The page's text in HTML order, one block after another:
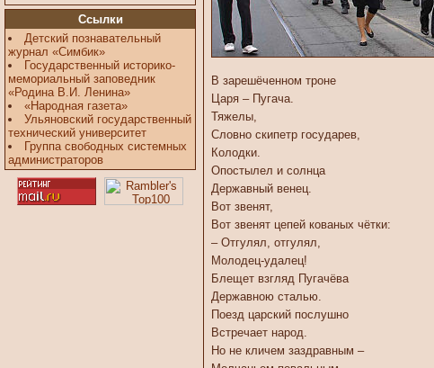
Ссылки
Детский познавательный
журнал «Симбик»
Государственный историко-
мемориальный заповедник
«Родина В.И. Ленина»
«Народная газета»
Ульяновский государственный
технический университет
Группа свободных системных
администраторов
В зарешёченном троне
Царя – Пугача.
Тяжелы,
Словно скипетр государев,
Колодки.
Опостылел и солнца
Державный венец.
Вот звенят,
Вот звенят цепей кованых чётки:
– Отгулял, отгулял,
Молодец-удалец!
Блещет взгляд Пугачёва
Державною сталью.
Поезд царский послушно
Встречает народ.
Но не кличем заздравным –